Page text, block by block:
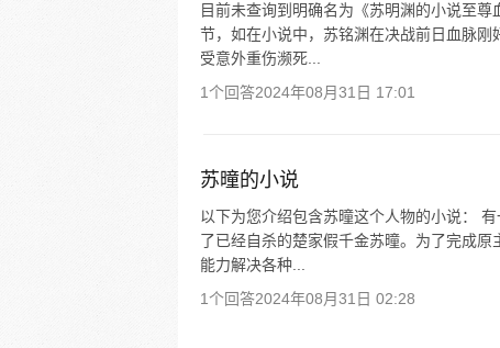
目前未查询到明确名为《苏明渊的小说至
节，如在小说中，苏铭渊在决战前日血脉
受意外重伤濒死...
1个回答2024年08月31日 17:01
苏曈的小说
以下为您介绍包含苏曈这个人物的小说：
了已经自杀的楚家假千金苏曈。为了完成
能力解决各种...
1个回答2024年08月31日 02:28